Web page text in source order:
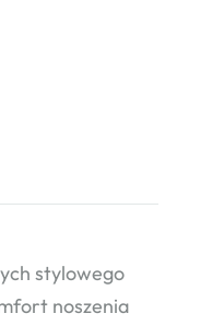
stylowego
noszenia